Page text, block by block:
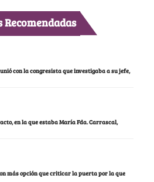
Recomendadas
con la congresista que investigaba a su jefe,
en la que estaba María Fda. Carrascal,
más opción que criticar la puerta por la que